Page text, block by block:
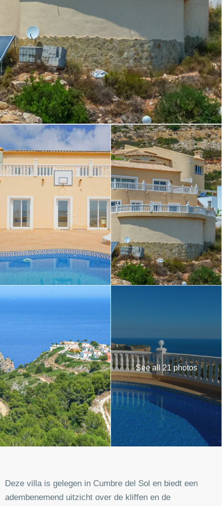
See all 21 photos
Deze villa is gelegen in Cumbre del Sol en biedt een
adembenemend uitzicht over de kliffen en de